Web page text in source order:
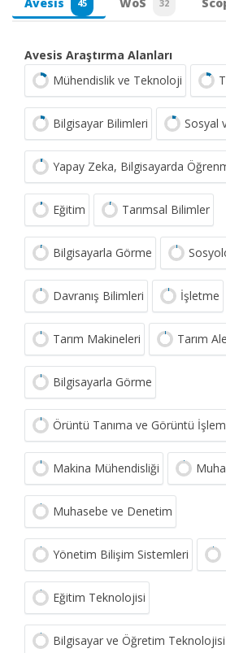
45 32
Avesis Araştırma Alanları
Mühendislik ve Teknoloji
Bilgisayar Bilimleri Sosyal
Yapay Zeka, Bilgisayarda
Eğitim Tarımsal Bilimler
Bilgisayarla Görme
Davranış Bilimleri İşletme
Tarım Makineleri Tarım
Bilgisayarla Görme
Örüntü Tanıma ve Görüntü
Makina Mühendisliği
Muhasebe ve Denetim
Yönetim Bilişim Sistemleri
Eğitim Teknolojisi
Bilgisayar ve Öğretim